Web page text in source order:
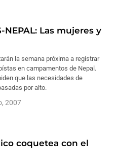
NEPAL: Las mujeres y
la semana próxima a registrar
en campamentos de Nepal.
que las necesidades de
por alto.
2007
coquetea con el